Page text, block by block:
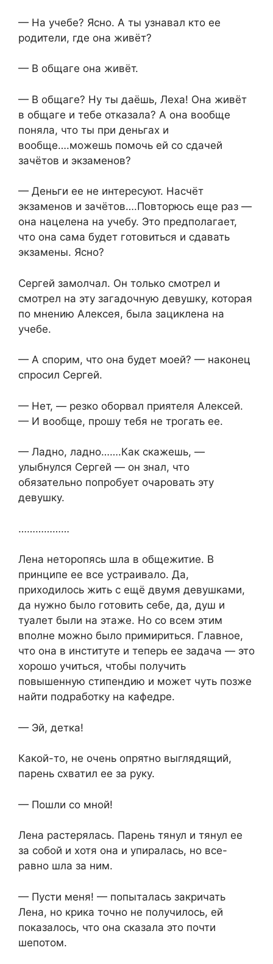
— На учебе? Ясно. А ты узнавал кто ее
родители, где она живёт?
— В общаге она живёт.
— В общаге? Ну ты даёшь, Леха! Она живёт
в общаге и тебе отказала? А она вообще
поняла, что ты при деньгах и
вообще….можешь помочь ей со сдачей
зачётов и экзаменов?
— Деньги ее не интересуют. Насчёт
экзаменов и зачётов….Повторюсь еще раз —
она нацелена на учебу. Это предполагает,
что она сама будет готовиться и сдавать
экзамены. Ясно?
Сергей замолчал. Он только смотрел и
смотрел на эту загадочную девушку, которая
по мнению Алексея, была зациклена на
учебе.
— А спорим, что она будет моей? — наконец
спросил Сергей.
— Нет, — резко оборвал приятеля Алексей.
— И вообще, прошу тебя не трогать ее.
— Ладно, ладно…….Как скажешь, —
улыбнулся Сергей — он знал, что
обязательно попробует очаровать эту
девушку.
………………
Лена неторопясь шла в общежитие. В
принципе ее все устраивало. Да,
приходилось жить с ещё двумя девушками,
да нужно было готовить себе, да, душ и
туалет были на этаже. Но со всем этим
вполне можно было примириться. Главное,
что она в институте и теперь ее задача — это
хорошо учиться, чтобы получить
повышенную стипендию и может чуть позже
найти подработку на кафедре.
— Эй, детка!
Какой-то, не очень опрятно выглядящий,
парень схватил ее за руку.
— Пошли со мной!
Лена растерялась. Парень тянул и тянул ее
за собой и хотя она и упиралась, но все-
равно шла за ним.
— Пусти меня! — попыталась закричать
Лена, но крика точно не получилось, ей
показалось, что она сказала это почти
шепотом.